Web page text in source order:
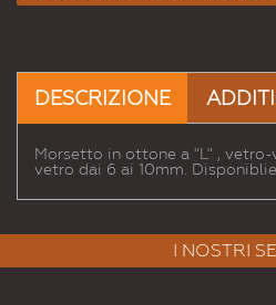
DESCRIZIONE
Morsetto in ottone a "L" ,
vetro dai 6 ai 10mm.
I NOSTRI